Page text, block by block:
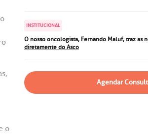
| Bela Vista
Endereço:
CEP:
Paulista,
atestado
o
INSTITUCIONAL
O nosso oncologista, Fernando Maluf, traz as
diretamente do Asco
Agendar